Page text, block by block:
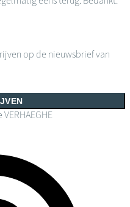
op de nieuwsbrief van